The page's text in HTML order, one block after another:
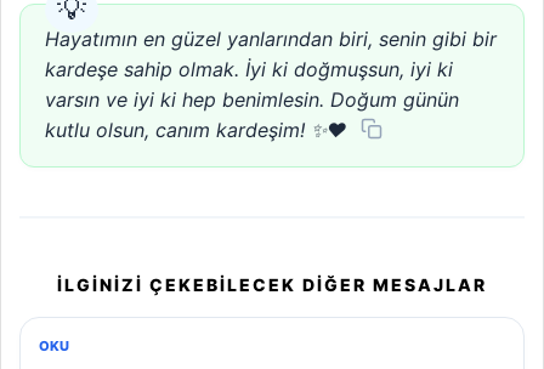
Hayatımın en güzel yanlarından biri, senin gibi bir
kardeşe sahip olmak. İyi ki doğmuşsun, iyi ki
varsın ve iyi ki hep benimlesin. Doğum günün
kutlu olsun, canım kardeşim! ✨❤️
İLGINIZI ÇEKEBILECEK DIĞER MESAJLAR
OKU